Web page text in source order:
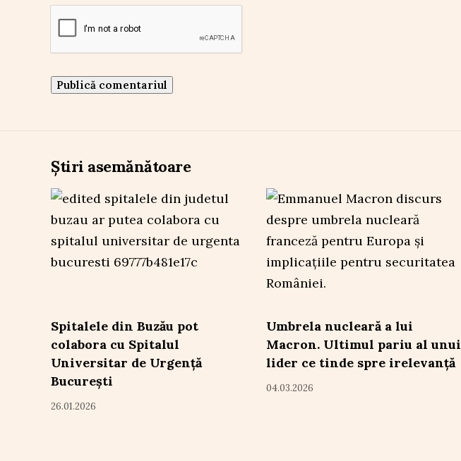
Știri asemănătoare
Spitalele din Buzău pot
colabora cu Spitalul
Universitar de Urgență
București
26.01.2026
Umbrela nucleară a lui
Macron. Ultimul pariu al unui
lider ce tinde spre irelevanță
04.03.2026